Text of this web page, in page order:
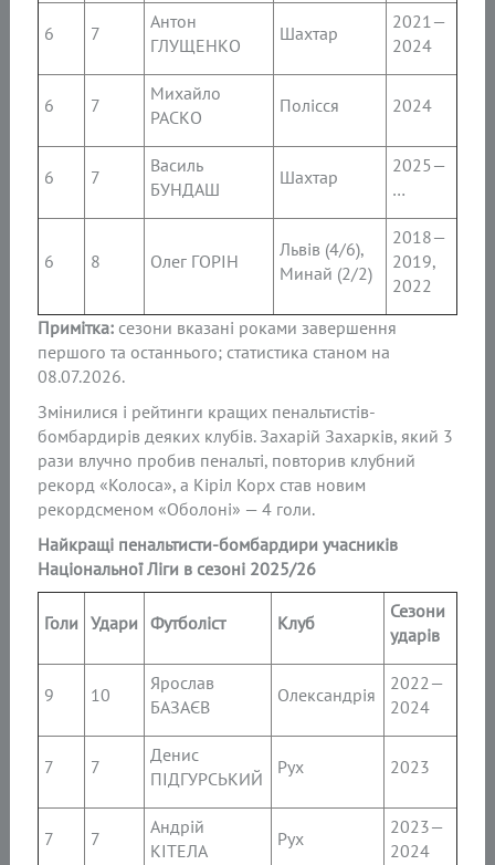
6 7
Антон
ГЛУЩЕНКО
Шахтар
2021—
2024
6 7
Михайло
РАСКО
Полісся 2024
6 7
Василь
БУНДАШ
Шахтар
2025—
…
6 8 Олег ГОРІН
Львів (4/6),
Минай (2/2)
2018—
2019,
2022
Примітка:сезони вказані роками завершення
першого та останнього; статистика станом на
08.07.2026.
Змінилися і рейтинги кращих пенальтистів-
бомбардирів деяких клубів. Захарій Захарків, який 3
рази влучно пробив пенальті, повторив клубний
рекорд «Колоса», а Кіріл Корх став новим
рекордсменом «Оболоні» — 4 голи.
Найкращі пенальтисти-бомбардири учасників
Національної Ліги в сезоні 2025/26
Голи Удари Футболіст Клуб
Сезони
ударів
9 10
Ярослав
БАЗАЄВ
Олександрія
2022—
2024
7 7
Денис
ПІДГУРСЬКИЙ
Рух 2023
7 7
Андрій
КІТЕЛА
Рух
2023—
2024